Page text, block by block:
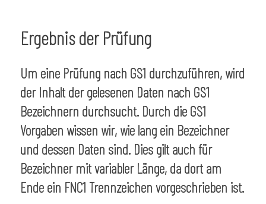
Ergebnis der Prüfung
Um eine Prüfung nach GS1 durchzuführen, wird
der Inhalt der gelesenen Daten nach GS1
Bezeichnern durchsucht. Durch die GS1
Vorgaben wissen wir, wie lang ein Bezeichner
und dessen Daten sind. Dies gilt auch für
Bezeichner mit variabler Länge, da dort am
Ende ein FNC1 Trennzeichen vorgeschrieben ist.